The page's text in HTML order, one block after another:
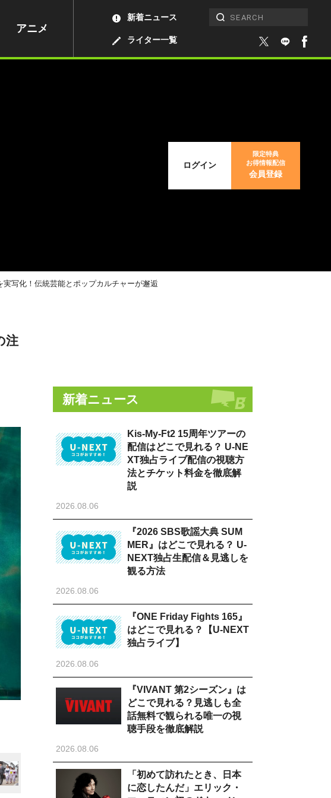
アニメ
ライター一覧
新着ニュース
ログイン
限定特典
お得情報配信
会員登録
写化！伝統芸能とポップカルチャーが邂逅
注
新着ニュース
Kis-My-Ft2 15周年ツアーの
配信はどこで見れる？ U-NE
XT独占ライブ配信の視聴方
法とチケット料金を徹底解
説
2026.08.06
『2026 SBS歌謡大典 SUM
MER』はどこで見れる？ U-
NEXT独占生配信＆見逃しを
観る方法
2026.08.06
『ONE Friday Fights 165』
はどこで見れる？【U-NEXT
独占ライブ】
2026.08.06
『VIVANT 第2シーズン』は
どこで見れる？見逃しも全
話無料で観られる唯一の視
聴手段を徹底解説
2026.08.06
「初めて訪れたとき、日本
に恋したんだ」エリック・